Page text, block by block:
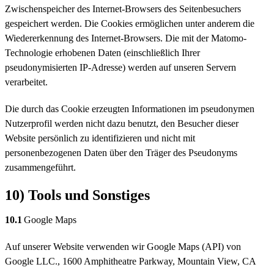
Zwischenspeicher des Internet-Browsers des Seitenbesuchers
gespeichert werden. Die Cookies ermöglichen unter anderem die
Wiedererkennung des Internet-Browsers. Die mit der Matomo-
Technologie erhobenen Daten (einschließlich Ihrer
pseudonymisierten IP-Adresse) werden auf unseren Servern
verarbeitet.
Die durch das Cookie erzeugten Informationen im pseudonymen
Nutzerprofil werden nicht dazu benutzt, den Besucher dieser
Website persönlich zu identifizieren und nicht mit
personenbezogenen Daten über den Träger des Pseudonyms
zusammengeführt.
10) Tools und Sonstiges
10.1 Google Maps
Auf unserer Website verwenden wir Google Maps (API) von
Google LLC., 1600 Amphitheatre Parkway, Mountain View, CA